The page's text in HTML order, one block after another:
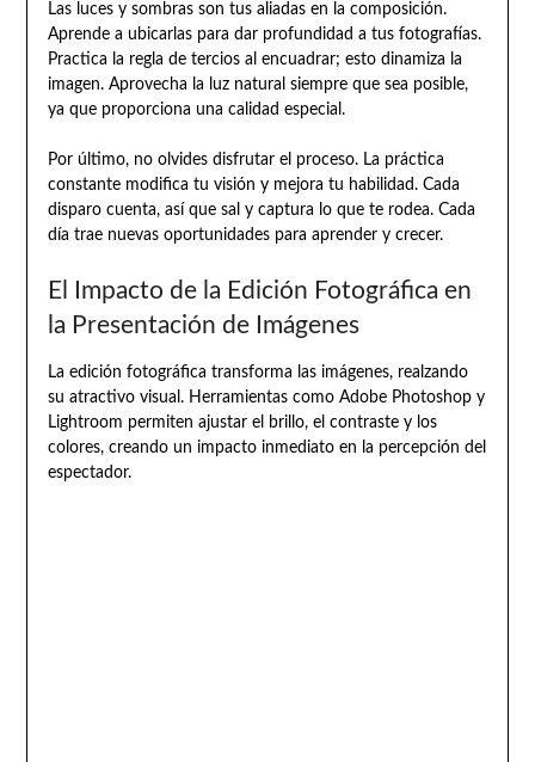
Las luces y sombras son tus aliadas en la composición.
Aprende a ubicarlas para dar profundidad a tus fotografías.
Practica la regla de tercios al encuadrar; esto dinamiza la
imagen. Aprovecha la luz natural siempre que sea posible,
ya que proporciona una calidad especial.
Por último, no olvides disfrutar el proceso. La práctica
constante modifica tu visión y mejora tu habilidad. Cada
disparo cuenta, así que sal y captura lo que te rodea. Cada
día trae nuevas oportunidades para aprender y crecer.
El Impacto de la Edición Fotográfica en
la Presentación de Imágenes
La edición fotográfica transforma las imágenes, realzando
su atractivo visual. Herramientas como Adobe Photoshop y
Lightroom permiten ajustar el brillo, el contraste y los
colores, creando un impacto inmediato en la percepción del
espectador.